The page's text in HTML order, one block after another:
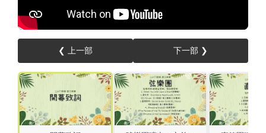
❮ 上一部 下一部 ❯